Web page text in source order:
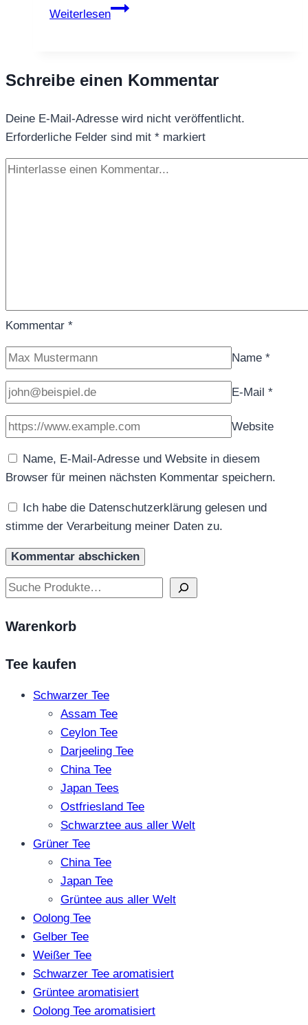
Weiterlesen
Früchtetee
–
in
der
Tasse
Schreibe einen Kommentar
Deine E-Mail-Adresse wird nicht veröffentlicht.
Erforderliche Felder sind mit * markiert
Kommentar *
Name *
E-Mail *
Website
Name, E-Mail-Adresse und Website in diesem
Browser für meinen nächsten Kommentar speichern.
Ich habe die Datenschutzerklärung gelesen und
stimme der Verarbeitung meiner Daten zu.
Suchen
Warenkorb
Tee kaufen
Schwarzer Tee
Assam Tee
Ceylon Tee
Darjeeling Tee
China Tee
Japan Tees
Ostfriesland Tee
Schwarztee aus aller Welt
Grüner Tee
China Tee
Japan Tee
Grüntee aus aller Welt
Oolong Tee
Gelber Tee
Weißer Tee
Schwarzer Tee aromatisiert
Grüntee aromatisiert
Oolong Tee aromatisiert